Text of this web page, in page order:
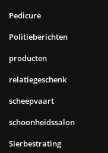
Pedicure
Politieberichten
producten
relatiegeschenk
scheepvaart
schoonheidssalon
Sierbestrating